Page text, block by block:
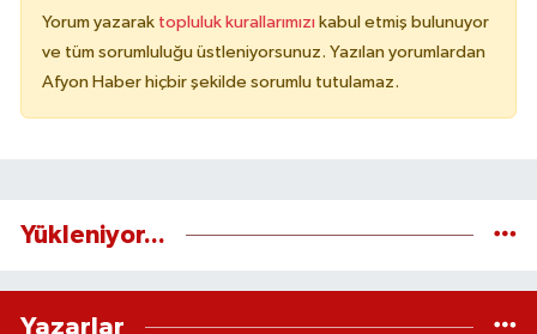
Yorum yazarak topluluk kurallarımızı kabul etmiş bulunuyor
ve tüm sorumluluğu üstleniyorsunuz. Yazılan yorumlardan
Afyon Haber hiçbir şekilde sorumlu tutulamaz.
Yükleniyor...
Yazarlar